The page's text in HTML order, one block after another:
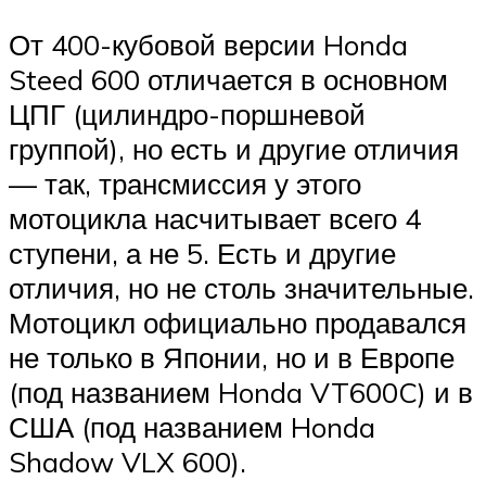
От 400-кубовой версии Honda
Steed 600 отличается в основном
ЦПГ (цилиндро-поршневой
группой), но есть и другие отличия
— так, трансмиссия у этого
мотоцикла насчитывает всего 4
ступени, а не 5. Есть и другие
отличия, но не столь значительные.
Мотоцикл официально продавался
не только в Японии, но и в Европе
(под названием Honda VT600C) и в
США (под названием Honda
Shadow VLX 600).